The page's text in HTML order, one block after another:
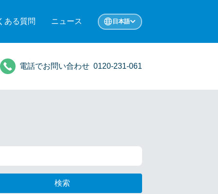
ある質問 ニュース 日本語
電話でお問い合わせ 0120-231-061
検索